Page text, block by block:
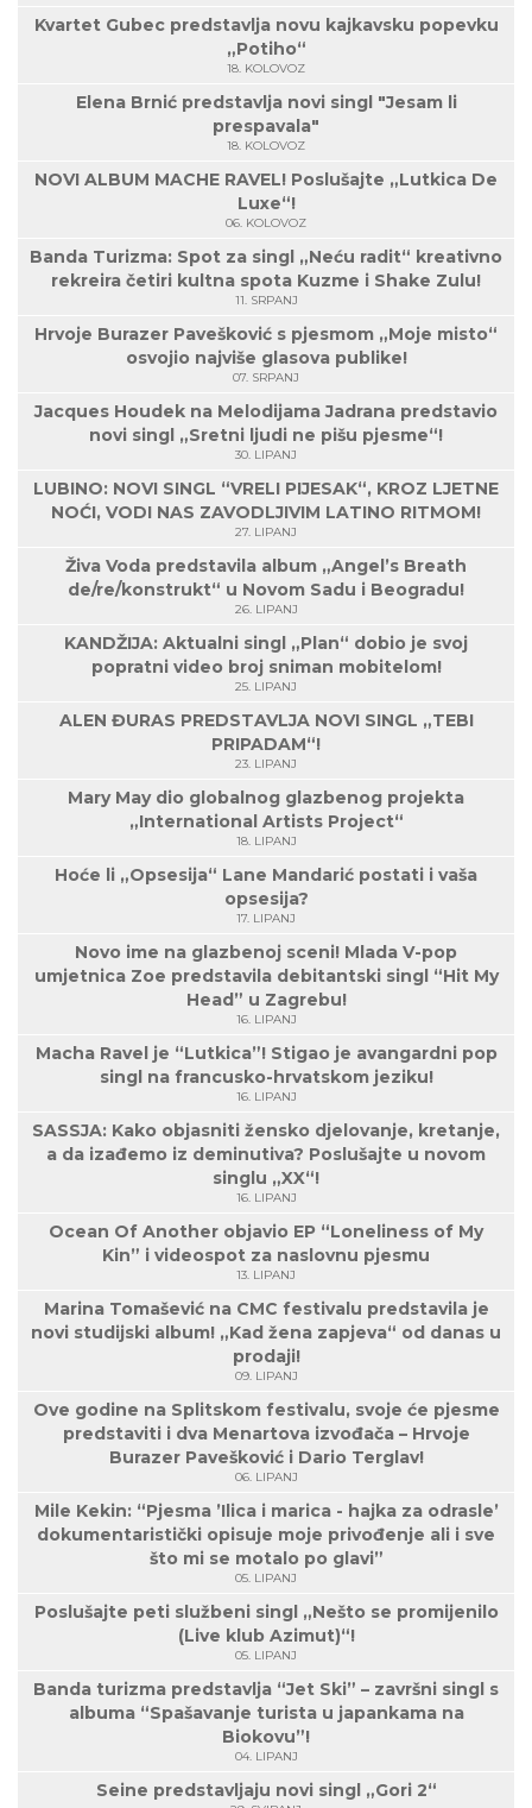
Kvartet Gubec predstavlja novu kajkavsku popevku
„Potiho“
18. KOLOVOZ
Elena Brnić predstavlja novi singl "Jesam li
prespavala"
18. KOLOVOZ
NOVI ALBUM MACHE RAVEL! Poslušajte „Lutkica De
Luxe“!
06. KOLOVOZ
Banda Turizma: Spot za singl „Neću radit“ kreativno
rekreira četiri kultna spota Kuzme i Shake Zulu!
11. SRPANJ
Hrvoje Burazer Pavešković s pjesmom „Moje misto“
osvojio najviše glasova publike!
07. SRPANJ
Jacques Houdek na Melodijama Jadrana predstavio
novi singl „Sretni ljudi ne pišu pjesme“!
30. LIPANJ
LUBINO: NOVI SINGL “VRELI PIJESAK“, KROZ LJETNE
NOĆI, VODI NAS ZAVODLJIVIM LATINO RITMOM!
27. LIPANJ
Živa Voda predstavila album „Angel’s Breath
de/re/konstrukt“ u Novom Sadu i Beogradu!
26. LIPANJ
KANDŽIJA: Aktualni singl „Plan“ dobio je svoj
popratni video broj sniman mobitelom!
25. LIPANJ
ALEN ĐURAS PREDSTAVLJA NOVI SINGL „TEBI
PRIPADAM“!
23. LIPANJ
Mary May dio globalnog glazbenog projekta
„International Artists Project“
18. LIPANJ
Hoće li „Opsesija“ Lane Mandarić postati i vaša
opsesija?
17. LIPANJ
Novo ime na glazbenoj sceni! Mlada V-pop
umjetnica Zoe predstavila debitantski singl “Hit My
Head” u Zagrebu!
16. LIPANJ
Macha Ravel je “Lutkica”! Stigao je avangardni pop
singl na francusko-hrvatskom jeziku!
16. LIPANJ
SASSJA: Kako objasniti žensko djelovanje, kretanje,
a da izađemo iz deminutiva? Poslušajte u novom
singlu „XX“!
16. LIPANJ
Ocean Of Another objavio EP “Loneliness of My
Kin” i videospot za naslovnu pjesmu
13. LIPANJ
Marina Tomašević na CMC festivalu predstavila je
novi studijski album! „Kad žena zapjeva“ od danas u
prodaji!
09. LIPANJ
Ove godine na Splitskom festivalu, svoje će pjesme
predstaviti i dva Menartova izvođača – Hrvoje
Burazer Pavešković i Dario Terglav!
06. LIPANJ
Mile Kekin: “Pjesma ’Ilica i marica - hajka za odrasle’
dokumentaristički opisuje moje privođenje ali i sve
što mi se motalo po glavi”
05. LIPANJ
Poslušajte peti službeni singl „Nešto se promijenilo
(Live klub Azimut)“!
05. LIPANJ
Banda turizma predstavlja “Jet Ski” – završni singl s
albuma “Spašavanje turista u japankama na
Biokovu”!
04. LIPANJ
Seine predstavljaju novi singl „Gori 2“